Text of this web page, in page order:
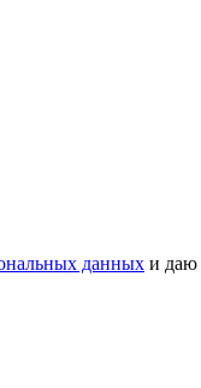
данных и даю